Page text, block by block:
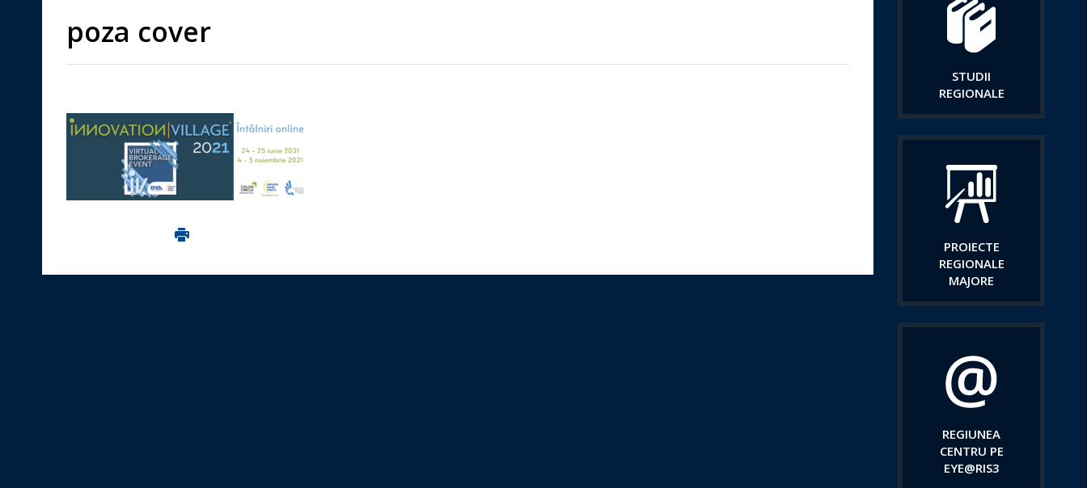
poza cover
Imprima aceasta pagina
STUDII
REGIONALE
PROIECTE
REGIONALE
MAJORE
REGIUNEA
CENTRU PE
EYE@RIS3